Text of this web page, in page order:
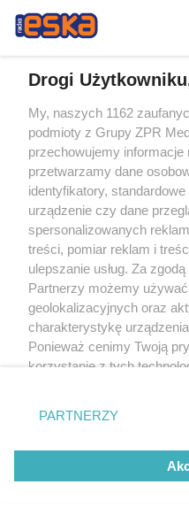
Drogi
My, naszych 1162
podmioty z Grupy ZPR
przechowujemy informacje
przetwarzamy dane
identyfikatory,
urządzenie czy dane
spersonalizowanych
treści, pomiar reklam i
ulepszanie usług. Za
Partnerzy możemy
geolokalizacyjnych oraz
charakterystykę
Ponieważ cenimy Twoją
korzystanie z tych
zmienić/wycofać klikając
znajdujący się w lewym
rodzaje przetwarzania
użytkownika, ale masz
przetwarzaniu. Preferencje
PARTNERZY